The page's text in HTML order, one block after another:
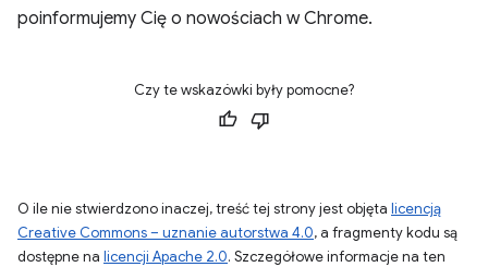
poinformujemy Cię o nowościach w Chrome.
Czy te wskazówki były pomocne?
O ile nie stwierdzono inaczej, treść tej strony jest objęta licencją
Creative Commons – uznanie autorstwa 4.0, a fragmenty kodu są
dostępne na licencji Apache 2.0. Szczegółowe informacje na ten